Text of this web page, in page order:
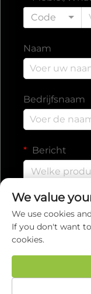
Code
Naam
Bedrijfsnaam
Bericht
Auteursrecht
We value
We use cookies
If you don't want
cookies.